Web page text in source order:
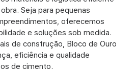
Seja para pequenas
oferecemos
e soluções sob medida.
de construção, Bloco de Ouro
eficiência e qualidade
de cimento.